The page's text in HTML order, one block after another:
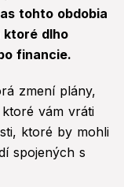
tohto obdobia
dlho
financie.
zmení plány,
vám vráti
ktoré by mohli
spojených s